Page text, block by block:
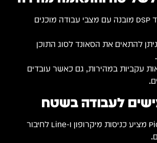
הרמקול כולל עיבוד DSP מובנה עם מצבי עבודה מוכנים
באמצעות ה-DSP ניתן להתאים את הסאונד לסוג התוכן
עקביות במהירות, גם כאשר עובדים
לעבודה בשטח
Pioneer DJ XPRS 12 מציע כניסות מיקרופון ו-Line לחיבור